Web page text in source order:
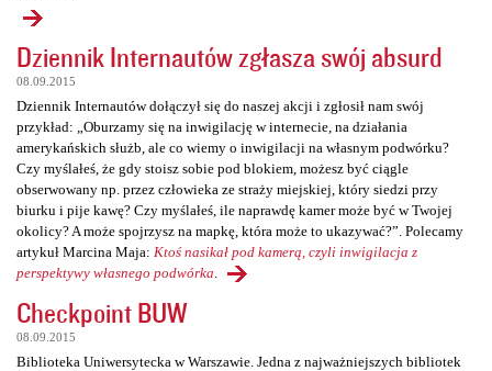
Dziennik Internautów zgłasza swój absurd
08.09.2015
Dziennik Internautów dołączył się do naszej akcji i zgłosił nam swój
przykład: „Oburzamy się na inwigilację w internecie, na działania
amerykańskich służb, ale co wiemy o inwigilacji na własnym podwórku?
Czy myślałeś, że gdy stoisz sobie pod blokiem, możesz być ciągle
obserwowany np. przez człowieka ze straży miejskiej, który siedzi przy
biurku i pije kawę? Czy myślałeś, ile naprawdę kamer może być w Twojej
okolicy? A może spojrzysz na mapkę, która może to ukazywać?”. Polecamy
artykuł Marcina Maja: Ktoś nasikał pod kamerą, czyli inwigilacja z
perspektywy własnego podwórka
Checkpoint BUW
08.09.2015
Biblioteka Uniwersytecka w Warszawie. Jedna z najważniejszych bibliotek